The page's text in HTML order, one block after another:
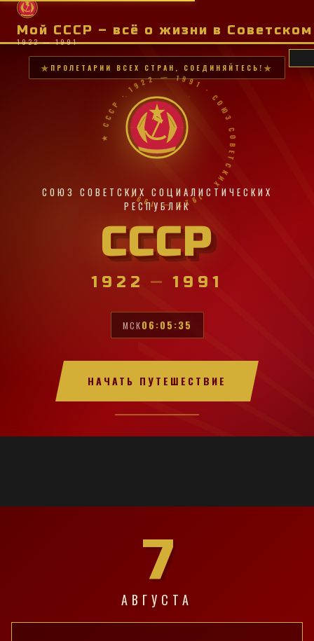
Мой СССР – всё о жизни в
1922 — 1991
ПРОЛЕТАРИИ ВСЕХ СТРАН, СОЕДИНЯЙТЕСЬ!
★ СССР · 1922 — 1991 · СОЮЗ СОВЕТСКИХ · 1922 — 1991 ·
СОЮЗ СОВЕТСКИХ СОЦИАЛИСТИЧЕСКИХ
РЕСПУБЛИК
СССР
1922 — 1991
МСК06:05:36
НАЧАТЬ ПУТЕШЕСТВИЕ
7
АВГУСТА